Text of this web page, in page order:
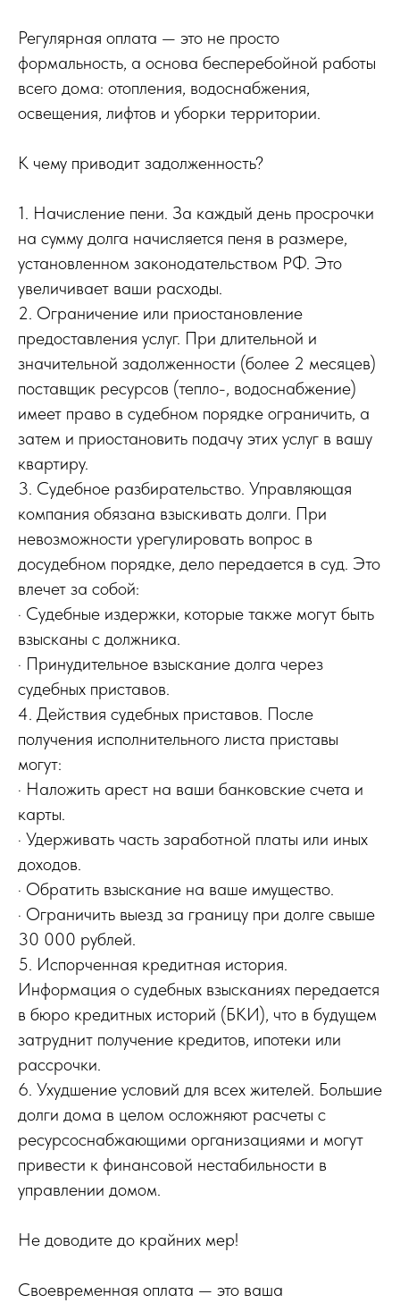
Регулярная оплата — это не просто
формальность, а основа бесперебойной работы
всего дома: отопления, водоснабжения,
освещения, лифтов и уборки территории.
К чему приводит задолженность?
1. Начисление пени. За каждый день просрочки
на сумму долга начисляется пеня в размере,
установленном законодательством РФ. Это
увеличивает ваши расходы.
2. Ограничение или приостановление
предоставления услуг. При длительной и
значительной задолженности (более 2 месяцев)
поставщик ресурсов (тепло-, водоснабжение)
имеет право в судебном порядке ограничить, а
затем и приостановить подачу этих услуг в вашу
квартиру.
3. Судебное разбирательство. Управляющая
компания обязана взыскивать долги. При
невозможности урегулировать вопрос в
досудебном порядке, дело передается в суд. Это
влечет за собой:
· Судебные издержки, которые также могут быть
взысканы с должника.
· Принудительное взыскание долга через
судебных приставов.
4. Действия судебных приставов. После
получения исполнительного листа приставы
могут:
· Наложить арест на ваши банковские счета и
карты.
· Удерживать часть заработной платы или иных
доходов.
· Обратить взыскание на ваше имущество.
· Ограничить выезд за границу при долге свыше
30 000 рублей.
5. Испорченная кредитная история.
Информация о судебных взысканиях передается
в бюро кредитных историй (БКИ), что в будущем
затруднит получение кредитов, ипотеки или
рассрочки.
6. Ухудшение условий для всех жителей. Большие
долги дома в целом осложняют расчеты с
ресурсоснабжающими организациями и могут
привести к финансовой нестабильности в
управлении домом.
Не доводите до крайних мер!
Своевременная оплата — это ваша